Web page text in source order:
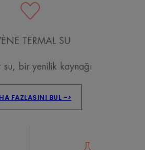
TERMAL SU
bir yenilik kaynağı
FAZLASINI BUL ->